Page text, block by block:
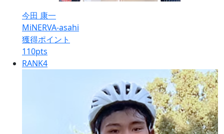
今田 康一
MiNERVA-asahi
獲得ポイント
110pts
RANK4